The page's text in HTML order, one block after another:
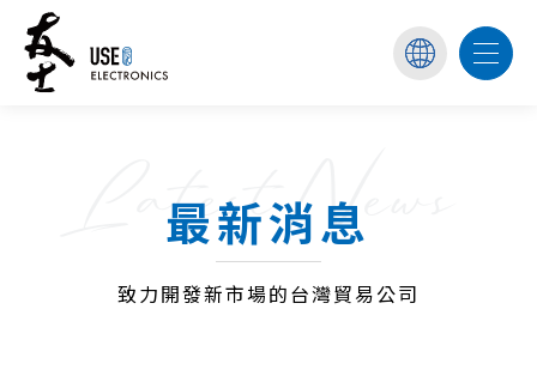
Latest News
最新消息
致力開發新市場的台灣貿易公司